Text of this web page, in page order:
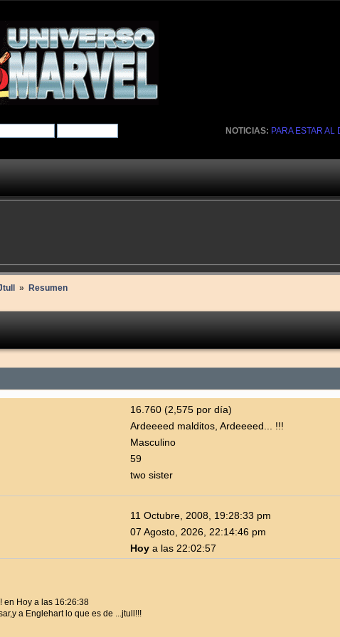
NOTICIAS: PARA ESTAR AL
» Resumen
16.760 (2,575 por día)
Ardeeeed malditos, Ardeeeed... !!!
Masculino
59
two sister
11 Octubre, 2008, 19:28:33 pm
07 Agosto, 2026, 22:14:46 pm
Hoy a las 22:02:57
en Hoy a las 16:26:38
a Englehart lo que es de ...jtull!!!